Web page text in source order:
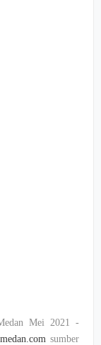
Mei 2021 -
sumber